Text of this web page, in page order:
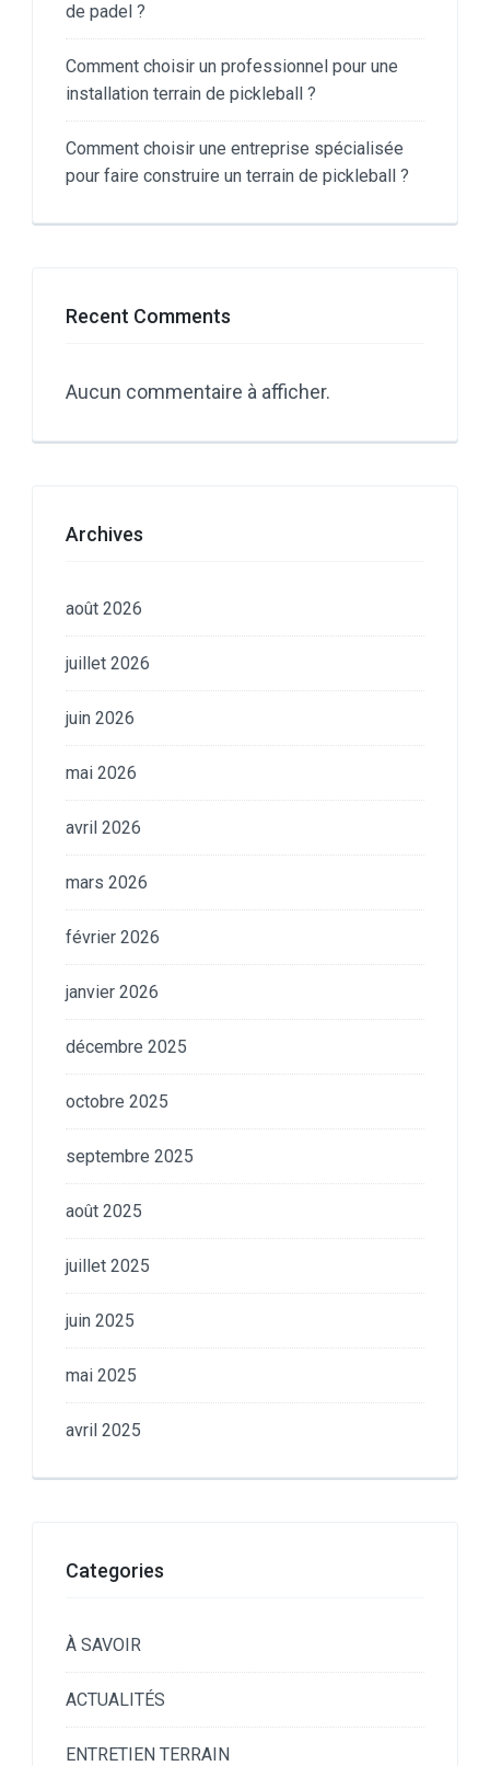
de padel ?
Comment choisir un professionnel pour une
installation terrain de pickleball ?
Comment choisir une entreprise spécialisée
pour faire construire un terrain de pickleball ?
Recent Comments
Aucun commentaire à afficher.
Archives
août 2026
juillet 2026
juin 2026
mai 2026
avril 2026
mars 2026
février 2026
janvier 2026
décembre 2025
octobre 2025
septembre 2025
août 2025
juillet 2025
juin 2025
mai 2025
avril 2025
Categories
À SAVOIR
ACTUALITÉS
ENTRETIEN TERRAIN